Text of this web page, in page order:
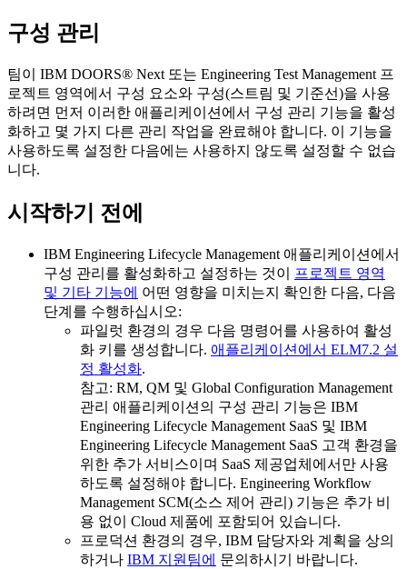
구성 관리
팀이 IBM DOORS® Next 또는 Engineering Test Management 프
로젝트 영역에서 구성 요소와 구성(스트림 및 기준선)을 사용
하려면 먼저 이러한 애플리케이션에서 구성 관리 기능을 활성
화하고 몇 가지 다른 관리 작업을 완료해야 합니다. 이 기능을
사용하도록 설정한 다음에는 사용하지 않도록 설정할 수 없습
니다.
시작하기 전에
IBM Engineering Lifecycle Management 애플리케이션에서
구성 관리를 활성화하고 설정하는 것이
프로젝트 영역
및 기타 기능에 어떤 영향을 미치는지 확인한 다음, 다음
단계를 수행하십시오:
파일럿 환경의 경우 다음 명령어를 사용하여 활성
화 키를 생성합니다. 애플리케이션에서 ELM7.2 설
정 활성화.
참고: RM, QM 및 Global Configuration Management
관리 애플리케이션의 구성 관리 기능은 IBM
Engineering Lifecycle Management SaaS 및 IBM
Engineering Lifecycle Management SaaS 고객 환경을
위한 추가 서비스이며 SaaS 제공업체에서만 사용
하도록 설정해야 합니다. Engineering Workflow
Management SCM(소스 제어 관리) 기능은 추가 비
용 없이 Cloud 제품에 포함되어 있습니다.
프로덕션 환경의 경우, IBM 담당자와 계획을 상의
하거나 IBM 지원팀에 문의하시기 바랍니다.